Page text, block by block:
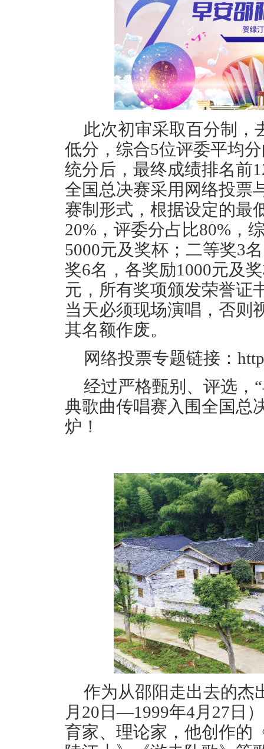
此次初审采取百分制，
低分，综合5位评委平均
统分后 ，最终成绩排名前
全国总决赛采用 网络投票
赛制形式，根据设定的最
20%，评委分占比80% ，
5000元及奖杯；二等奖3
奖6名，各奖励1000元及
元 ，所有奖项颁发荣誉证
当天必须现场演唱， 否则
其名额作废。
网络投票专题链接：
经过严格甄别、评选，
典歌曲传唱赛入围全国总
炉！
作为从邵阳走出去的杰
月20日—1999年4月27日
育家、理论家，他创作的